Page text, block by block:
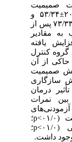
صمیمیت
زناشویی آزمودنی‌ها با مقدار ۲۰/۱۲±۵۳/۳۴ و
سازگاری زناشویی با مقدار ۹۵/۱۱±۷۳/۳۳ پس از
مقادیر
۲۱/۱۳±۴۶/۵۶ افزایش یافته
کنترل
از آن
افزایش صمیمیت
سازگاری
درمان
نمرات
p؛
p؛
داشت.